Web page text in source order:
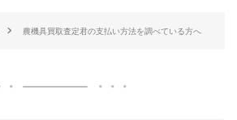
農機具買取査定君の支払い方法を調べている方へ